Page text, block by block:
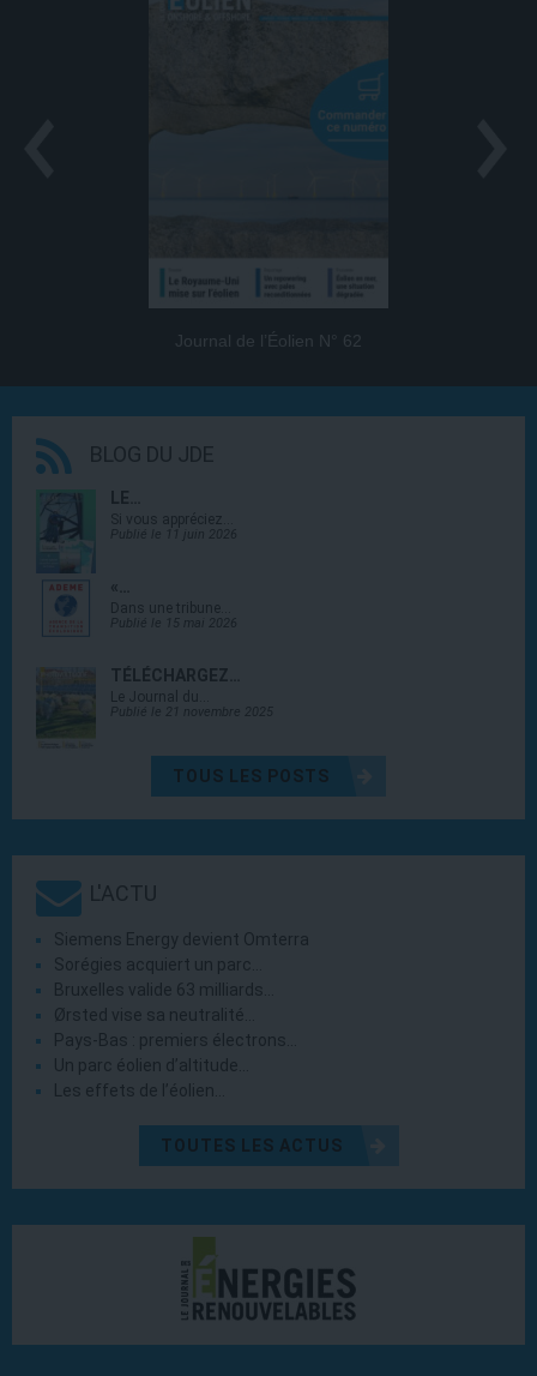
Journal de l’Éolien N° 62
BLOG DU JDE
LE…
Si vous appréciez…
Publié le 11 juin 2026
«…
Dans une tribune…
Publié le 15 mai 2026
TÉLÉCHARGEZ…
Le Journal du…
Publié le 21 novembre 2025
TOUS LES POSTS
L'ACTU
Siemens Energy devient Omterra
Sorégies acquiert un parc…
Bruxelles valide 63 milliards…
Ørsted vise sa neutralité…
Pays-Bas : premiers électrons…
Un parc éolien d’altitude…
Les effets de l’éolien…
TOUTES LES ACTUS